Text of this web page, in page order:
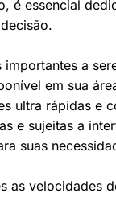
é essencial
a
em sua
ultra rápidas e
e sujeitas a
suas
as velocidades